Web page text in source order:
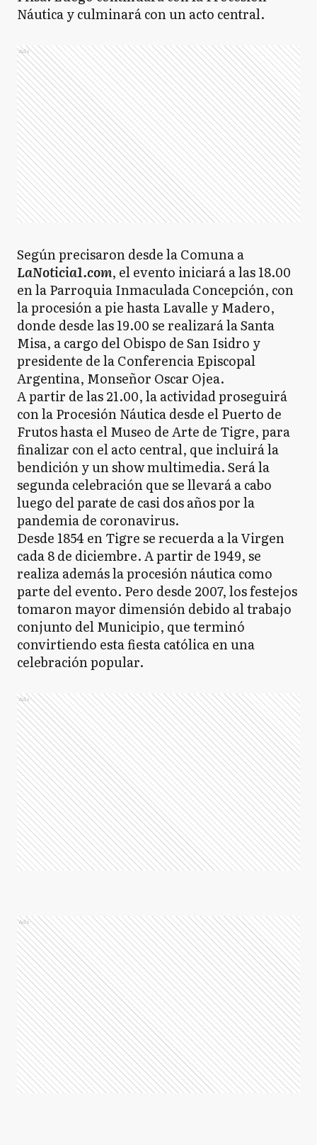
Náutica y culminará con un acto central.
Ads
Según precisaron desde la Comuna a
LaNoticia1.com, el evento iniciará a las 18.00
en la Parroquia Inmaculada Concepción, con
la procesión a pie hasta Lavalle y Madero,
donde desde las 19.00 se realizará la Santa
Misa, a cargo del Obispo de San Isidro y
presidente de la Conferencia Episcopal
Argentina, Monseñor Oscar Ojea.
A partir de las 21.00, la actividad proseguirá
con la Procesión Náutica desde el Puerto de
Frutos hasta el Museo de Arte de Tigre, para
finalizar con el acto central, que incluirá la
bendición y un show multimedia. Será la
segunda celebración que se llevará a cabo
luego del parate de casi dos años por la
pandemia de coronavirus.
Desde 1854 en Tigre se recuerda a la Virgen
cada 8 de diciembre. A partir de 1949, se
realiza además la procesión náutica como
parte del evento. Pero desde 2007, los festejos
tomaron mayor dimensión debido al trabajo
conjunto del Municipio, que terminó
convirtiendo esta fiesta católica en una
celebración popular.
Ads
Ads